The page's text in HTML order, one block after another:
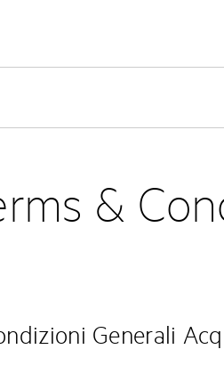
&
Generali